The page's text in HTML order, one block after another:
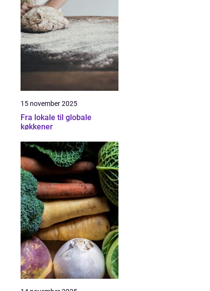
15 november 2025
Fra lokale til globale
køkkener